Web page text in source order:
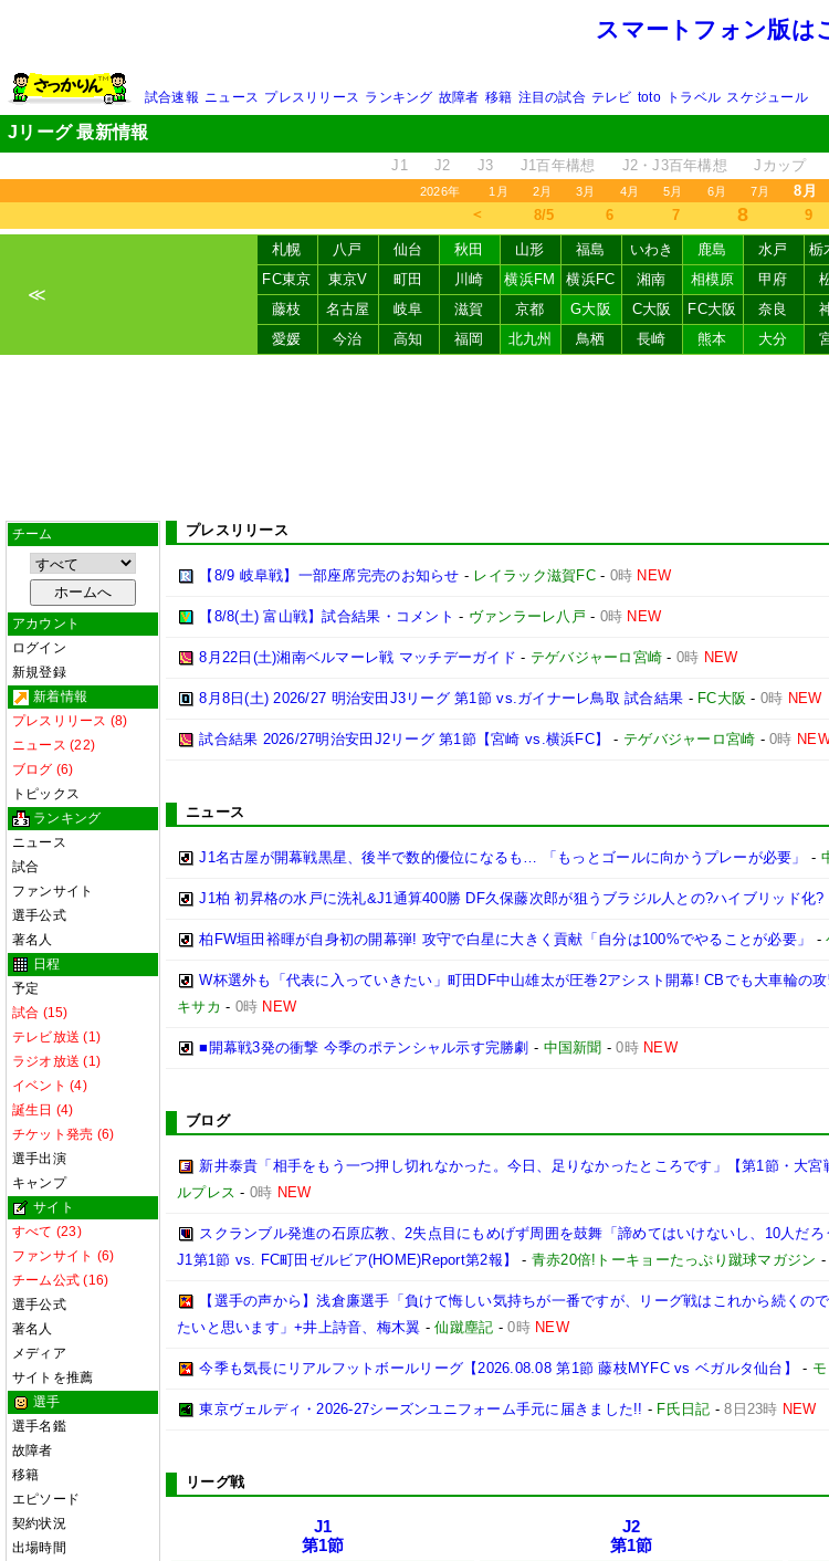
スマートフォン版は
試合速報 ニュース プレスリリース ランキング 故障者 移籍 注目の試合 テレビ toto トラベル スケジュール
Jリーグ 最新情報
J1 J2 J3 J1百年構想 J2・J3百年構想 Jカップ
2026年 1月 2月 3月 4月 5月 6月 7月 8月
＜ 8/5 6 7 8 9
≪
札幌 八戸 仙台 秋田 山形 福島 いわき 鹿島 水戸 栃
FC東京
東京V 町田 川崎 横浜FM 横浜FC 湘南 相模原 甲府
藤枝
名古屋 岐阜 滋賀 京都 G大阪 C大阪 FC大阪 奈良
愛媛
今治 高知 福岡 北九州 鳥栖 長崎 熊本 大分
チーム
アカウント
ログイン
新規登録
新着情報
プレスリリース (8)
ニュース (22)
ブログ (6)
トピックス
ランキング
ニュース
試合
ファンサイト
選手公式
著名人
日程
予定
試合 (15)
テレビ放送 (1)
ラジオ放送 (1)
イベント (4)
誕生日 (4)
チケット発売 (6)
選手出演
キャンプ
サイト
すべて (23)
ファンサイト (6)
チーム公式 (16)
選手公式
著名人
メディア
サイトを推薦
選手
選手名鑑
故障者
移籍
エピソード
契約状況
出場時間
プレスリリース
【8/9 岐阜戦】一部座席完売のお知らせ - レイラック滋賀FC- 0時 NEW
【8/8(土) 富山戦】試合結果・コメント - ヴァンラーレ八戸 - 0時 NEW
8月22日(土)湘南ベルマーレ戦 マッチデーガイド - テゲバジャーロ宮崎 - 0時 NEW
8月8日(土) 2026/27 明治安田J3リーグ 第1節 vs.ガイナーレ鳥取 試合結果 - FC大阪 - 0時 NEW
試合結果 2026/27明治安田J2リーグ 第1節【宮崎 vs.横浜FC】 - テゲバジャーロ宮崎 -0時
ニュース
J1名古屋が開幕戦黒星、後半で数的優位になるも… 「もっとゴールに向かうプレーが必要」 -
J1柏 初昇格の水戸に洗礼&J1通算400勝 DF久保藤次郎が狙うブラジル人との?ハイブリッド化?
柏FW垣田裕暉が自身初の開幕弾! 攻守で白星に大きく貢献「自分は100%でやることが必要」 -
W杯選外も「代表に入っていきたい」町田DF中山雄太が圧巻2アシスト開幕! CBでも大車輪の攻
キサカ - 0時 NEW
■開幕戦3発の衝撃 今季のポテンシャル示す完勝劇 - 中国新聞 -0時 NEW
ブログ
新井泰貴「相手をもう一つ押し切れなかった。今日、足りなかったところです」【第1節・大宮
ルプレス - 0時 NEW
スクランブル発進の石原広教、2失点目にもめげず周囲を鼓舞「諦めてはいけないし、10人だ
J1第1節 vs. FC町田ゼルビア(HOME)Report第2報】
- 青赤20倍!トーキョーたっぷり蹴球マガジン
【選手の声から】浅倉廉選手「負けて悔しい気持ちが一番ですが、リーグ戦はこれから続くの
たいと思います」+井上詩音、梅木翼 -仙蹴塵記 -0時 NEW
今季も気長にリアルフットボールリーグ【2026.08.08 第1節 藤枝MYFC vs ベガルタ仙台】 -
東京ヴェルディ・2026-27シーズンユニフォーム手元に届きました!! - F氏日記 -8日23時 NEW
リーグ戦
J1
第1節
J2
第1節